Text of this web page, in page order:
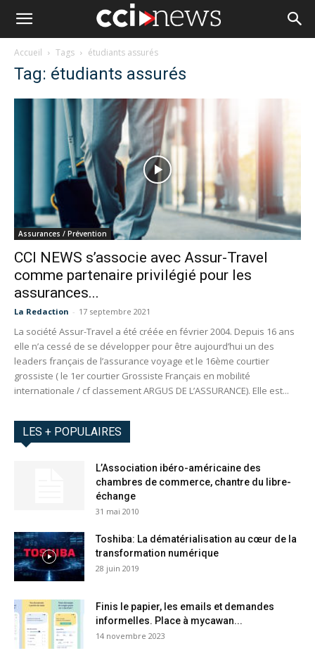
Accueil Tags étudiants assurés
Tag: étudiants assurés
Assurances / Prévention
CCI NEWS s’associe avec Assur-Travel
comme partenaire privilégié pour les
assurances...
La Redaction - 17 septembre 2021
La société Assur-Travel a été créée en février 2004. Depuis 16 ans
elle n’a cessé de se développer pour être aujourd’hui un des
leaders français de l’assurance voyage et le 16ème courtier
grossiste ( le 1er courtier Grossiste Français en mobilité
internationale / cf classement ARGUS DE L’ASSURANCE). Elle est...
LES + POPULAIRES
L’Association ibéro-américaine des
chambres de commerce, chantre du libre-
échange
31 mai 2010
Toshiba: La dématérialisation au cœur de la
transformation numérique
28 juin 2019
Finis le papier, les emails et demandes
informelles. Place à mycawan...
14 novembre 2023